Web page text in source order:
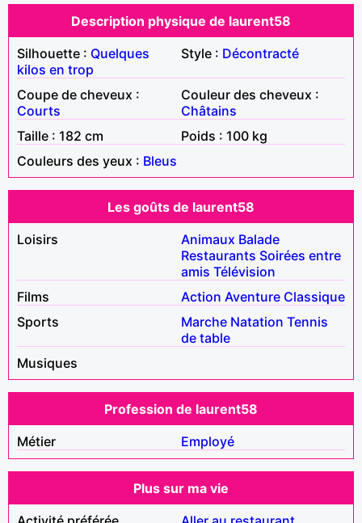
Description physique de laurent58
Silhouette : Quelques
kilos en trop
Style : Décontracté
Coupe de cheveux :
Courts
Couleur des cheveux :
Châtains
Taille : 182 cm
Poids : 100 kg
Couleurs des yeux : Bleus
Les goûts de laurent58
Loisirs
Animaux Balade
Restaurants Soirées entre
amis Télévision
Films
Action Aventure Classique
Sports
Marche Natation Tennis
de table
Musiques
Profession de laurent58
Métier
Employé
Plus sur ma vie